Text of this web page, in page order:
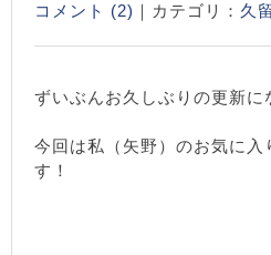
コメント (2) ｜カテゴリ： 久
ずいぶんお久しぶりの更新に
今回は私（矢野）のお気に入
す！